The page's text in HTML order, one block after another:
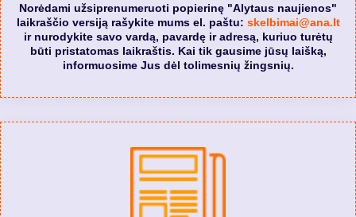
Norėdami užsiprenumeruoti popierinę "Alytaus naujienos"
laikraščio versiją rašykite mums el. paštu: skelbimai@ana.lt
ir nurodykite savo vardą, pavardę ir adresą, kuriuo turėtų
būti pristatomas laikraštis. Kai tik gausime jūsų laišką,
informuosime Jus dėl tolimesnių žingsnių.